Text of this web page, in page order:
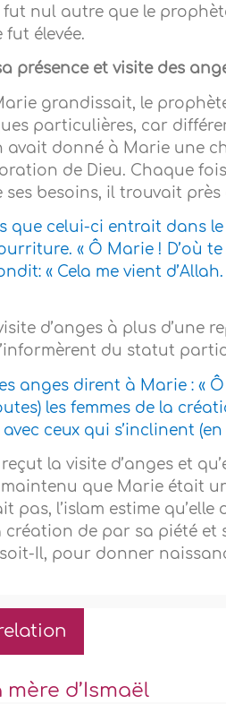
nul autre que le
fut élevée.
présence et visite des
grandissait, le
particulières, car
avait donné à Marie une
de Dieu. Chaque
ses besoins, il trouvait
que celui-ci entrait dans
« Ô Marie ! D’où
« Cela me vient
d’anges à plus d’une
du statut
anges dirent à Marie : «
les femmes de la
ceux qui s’inclinent (en
reçut la visite d’anges et
que Marie était
pas, l’islam estime
création de par sa piété et
Il, pour donner
mère d’Ismaël